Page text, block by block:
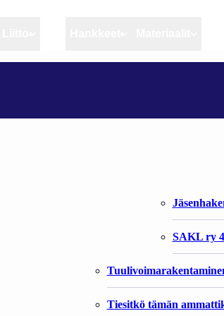
Artikkelit Elinkeino
Rannikko ja
Elinkeinokalatalouden
Kalat ja kalatalous
Vahinkoeläimet
Tiesitkö tämän
Liitto
Liiton
SAKL ry